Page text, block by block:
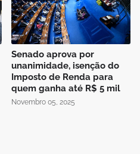
Senado aprova por
unanimidade, isenção do
Imposto de Renda para
quem ganha até R$ 5 mil
Novembro 05, 2025